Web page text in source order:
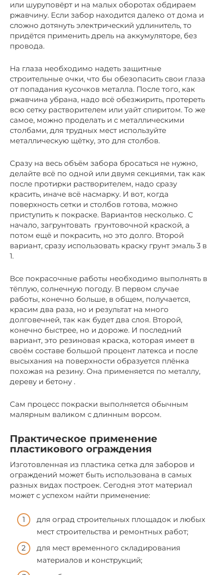
или шуруповёрт и на малых оборотах обдираем
ржавчину. Если забор находится далеко от дома и
сложно дотянуть электрический удлинитель, то
придётся применить дрель на аккумуляторе, без
провода.
На глаза необходимо надеть защитные
строительные очки, что бы обезопасить свои глаза
от попадания кусочков металла. После того, как
ржавчина убрана, надо всё обезжирить, протереть
всю сетку растворителем или уайт спиритом. То же
самое, можно проделать и с металлическими
столбами, для трудных мест используйте
металлическую щётку, это для столбов.
Сразу на весь объём забора бросаться не нужно,
делайте всё по одной или двумя секциями, так как
после протирки растворителем, надо сразу
красить, иначе всё насмарку. И вот, когда
поверхность сетки и столбов готова, можно
приступить к покраске. Вариантов несколько. С
начало, загрунтовать грунтовочной краской, а
потом ещё и покрасить, но это долго. Второй
вариант, сразу использовать краску грунт эмаль 3 в
1.
Все покрасочные работы необходимо выполнять в
тёплую, солнечную погоду. В первом случае
работы, конечно больше, в общем, получается,
красим два раза, но и результат на много
долговечней, так как будет два слоя. Второй,
конечно быстрее, но и дороже. И последний
вариант, это резиновая краска, которая имеет в
своём составе большой процент латекса и после
высыхания на поверхности образуется плёнка
похожая на резину. Она применяется по металлу,
дереву и бетону .
Сам процесс покраски выполняется обычным
малярным валиком с длинным ворсом.
Практическое применение
пластикового ограждения
Изготовленная из пластика сетка для заборов и
ограждений может быть использована в самых
разных видах построек. Сегодня этот материал
может с успехом найти применение:
для оград строительных площадок и любых
мест строительства и ремонтных работ;
для мест временного складирования
материалов и конструкций;